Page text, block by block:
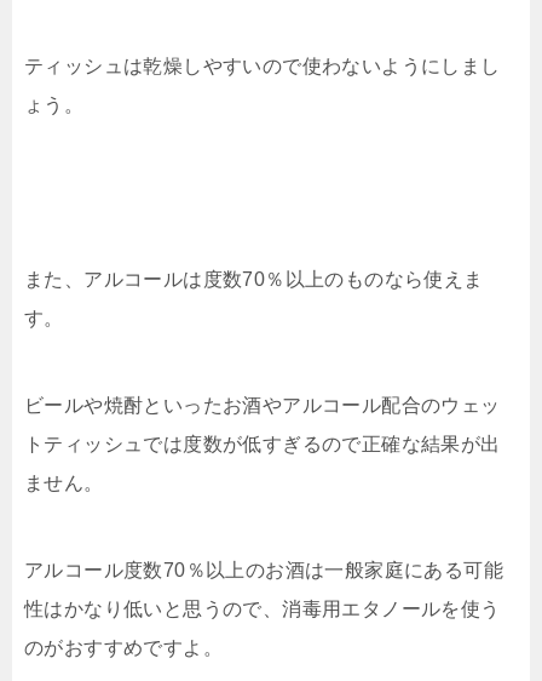
ティッシュは乾燥しやすいので使わないようにしまし
ょう。
また、アルコールは度数70％以上のものなら使えま
す。
ビールや焼酎といったお酒やアルコール配合のウェッ
トティッシュでは度数が低すぎるので正確な結果が出
ません。
アルコール度数70％以上のお酒は一般家庭にある可能
性はかなり低いと思うので、消毒用エタノールを使う
のがおすすめですよ。